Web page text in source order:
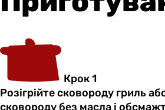
Крок 1
Розігрійте сковороду гриль
сковороду без масла і